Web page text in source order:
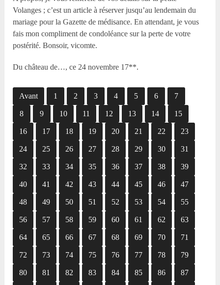
Volanges ; c’est un article à réserver jusqu’au lendemain du
mariage pour la Gazette de médisance. En attendant, je vous
fais mon compliment de condoléance sur la perte de votre
postérité. Bonsoir, vicomte.
Du château de…, ce 24 novembre 17**.
Avant 1 2 3 4 5 6 7
8 9 10 11 12 13 14 15
16 17 18 19 20 21 22 23
24 25 26 27 28 29 30 31
32 33 34 35 36 37 38 39
40 41 42 43 44 45 46 47
48 49 50 51 52 53 54 55
56 57 58 59 60 61 62 63
64 65 66 67 68 69 70 71
72 73 74 75 76 77 78 79
80 81 82 83 84 85 86 87